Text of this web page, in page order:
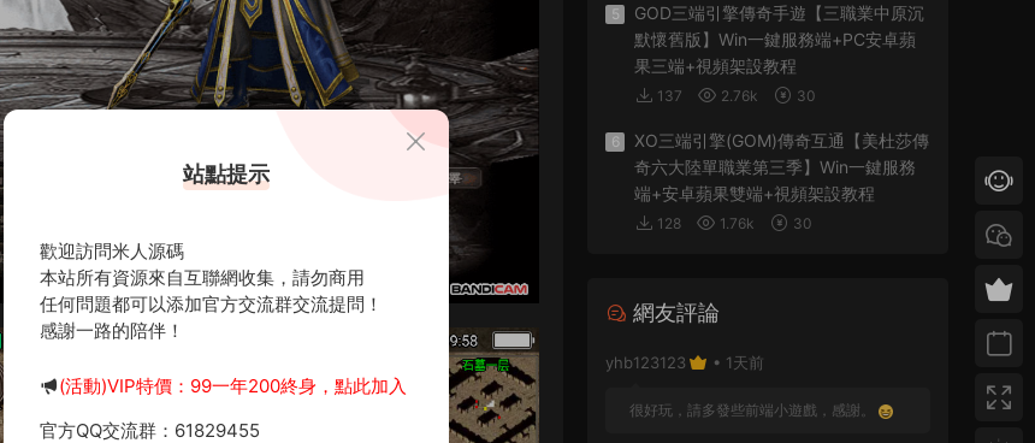
5
GOD三端引擎傳奇手遊【三職業中原沉
默懷舊版】Win一鍵服務端+PC安卓蘋
果三端+視頻架設教程
137 2.76k 30
6
XO三端引擎(GOM)傳奇互通【美杜莎傳
奇六大陸單職業第三季】Win一鍵服務
端+安卓蘋果雙端+視頻架設教程
128 1.76k 30
網友評論
yhb123123 • 1天前
很好玩，請多發些前端小遊戲，感謝。
站點提示
歡迎訪問米人源碼
本站所有資源來自互聯網收集，請勿商用
任何問題都可以添加官方交流群交流提問！
感謝一路的陪伴！
(活動)VIP特價：99一年200終身，點此加入
官方QQ交流群：61829455